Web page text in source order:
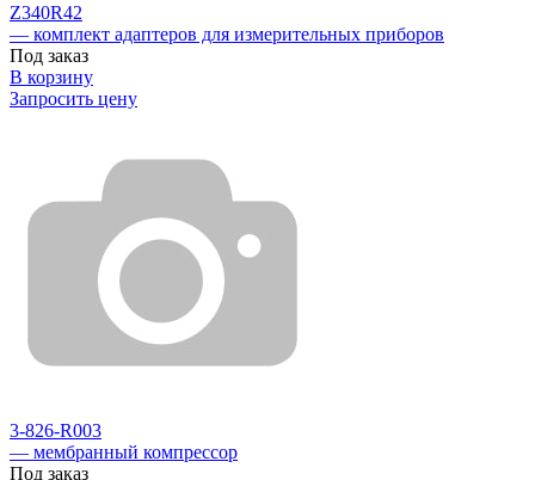
Z340R42
— комплект адаптеров для измерительных приборов
Под заказ
В корзину
Запросить цену
3-826-R003
— мембранный компрессор
Под заказ